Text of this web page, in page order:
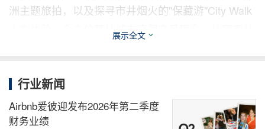
洲主题旅拍，以及探寻市井烟火的"保藏游"City Walk
人文体验，全方位落地城市度假产品理念，让宾客从
味觉雅集
酒店设有四大主题餐饮空间，融合湖湘烟火与东方食
展示全文
行业新闻
Airbnb爱彼迎发布2026年第二季度
财务业绩